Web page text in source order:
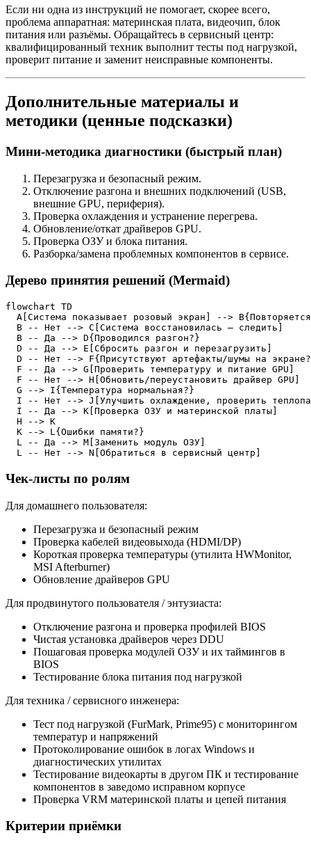
Если ни одна из инструкций не помогает, скорее всего,
проблема аппаратная: материнская плата, видеочип, блок
питания или разъёмы. Обращайтесь в сервисный центр:
квалифицированный техник выполнит тесты под нагрузкой,
проверит питание и заменит неисправные компоненты.
Дополнительные материалы и
методики (ценные подсказки)
Мини-методика диагностики (быстрый план)
Перезагрузка и безопасный режим.
Отключение разгона и внешних подключений (USB,
внешние GPU, периферия).
Проверка охлаждения и устранение перегрева.
Обновление/откат драйверов GPU.
Проверка ОЗУ и блока питания.
Разборка/замена проблемных компонентов в сервисе.
Дерево принятия решений (Mermaid)
flowchart TD
A[Система показывает розовый экран] -->
  B -- Нет --> C[Система восстановилась — следить]
  B -- Да --> D{Проводился разгон?}
  D -- Да --> E[Сбросить разгон и перезагрузить]
D -- Нет --> F{Присутствуют артефакты/шумы на
  F -- Да --> G[Проверить температурy и питание GPU]
  F -- Нет --> H[Обновить/переустановить драйвер GPU]
  G --> I{Температура нормальная?}
I -- Нет --> J[Улучшить охлаждение, проверить
  I -- Да --> K[Проверка ОЗУ и материнской платы]
  H --> K
  K --> L{Ошибки памяти?}
  L -- Да --> M[Заменить модуль ОЗУ]
  L -- Нет --> N[Обратиться в сервисный центр]
Чек-листы по ролям
Для домашнего пользователя:
Перезагрузка и безопасный режим
Проверка кабелей видеовыхода (HDMI/DP)
Короткая проверка температуры (утилита HWMonitor,
MSI Afterburner)
Обновление драйверов GPU
Для продвинутого пользователя / энтузиаста:
Отключение разгона и проверка профилей BIOS
Чистая установка драйверов через DDU
Пошаговая проверка модулей ОЗУ и их таймингов в
BIOS
Тестирование блока питания под нагрузкой
Для техника / сервисного инженера:
Тест под нагрузкой (FurMark, Prime95) с мониторингом
температур и напряжений
Протоколирование ошибок в логах Windows и
диагностических утилитах
Тестирование видеокарты в другом ПК и тестирование
компонентов в заведомо исправном корпусе
Проверка VRM материнской платы и цепей питания
Критерии приёмки